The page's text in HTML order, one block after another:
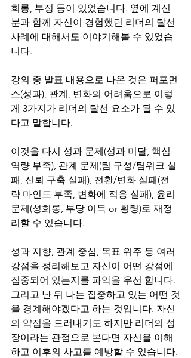
희롱, 부정 등이 있었습니다. 옆에 계신
분과 함께 자신이 경험했던 리더의 탈선
사례에 대해서도 이야기해볼 수 있었습
니다.
강의 중 발표 내용으로 나온 것은 퍼포먼
스(성과), 관계, 변화의 어려움으로 이렇
게 3가지가 리더의 탈선 요소가 될 수 있
다고 말합니다.
이것을 다시 성과 문제(성과 미달, 핵심
역량 부족), 관계 문제(팀 구성/팀워크 실
패, 신뢰 구축 실패), 전환/변화 실패(전
략 마인드 부족, 변화에 적응 실패), 윤리
문제(성희롱, 부당 이득 or 횡령)로 재정
리할 수 있습니다.
성과 지향, 관계 중심, 목표 위주 등 여러
강점을 정리해보고 자신이 어떤 강점에
집중되어 있는지를 파악을 우선 합니다.
그리고 난 뒤 나는 집중하고 있는 어떤 것
을 경계해야겠다고 하는 것입니다. 자신
의 약점을 드러내기도 하지만 리더의 성
장이라는 관점으로 본다면 자신을 이해
하고 이후의 사고를 예방할 수 있습니다.